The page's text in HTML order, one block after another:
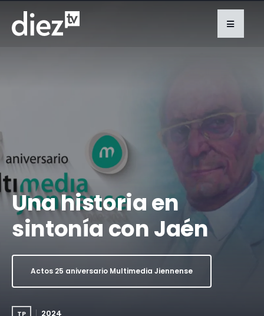
Una historia en
sintonía con Jaén
Actos 25 aniversario Multimedia Jiennense
TP
2024